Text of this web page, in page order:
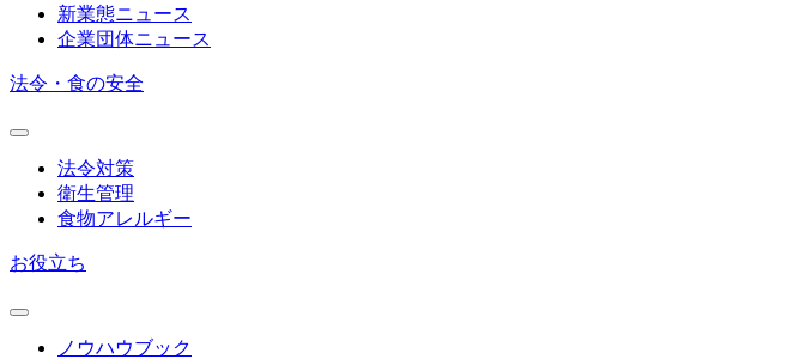
新業態ニュース
企業団体ニュース
法令・食の安全
法令対策
衛生管理
食物アレルギー
お役立ち
ノウハウブック